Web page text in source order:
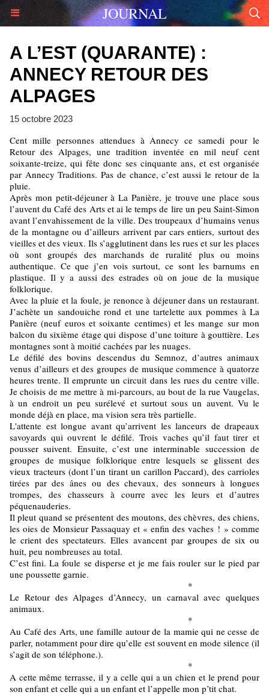
JOURNAL
A L’EST (QUARANTE) :
ANNECY RETOUR DES
ALPAGES
15 octobre 2023
Cent mille personnes attendues à Annecy ce samedi pour le
Retour des Alpages, une tradition inventée en mil neuf cent
soixante-treize, qui fête donc ses cinquante ans, et est organisée
par Annecy Traditions. Pas de chance, c’est aussi le retour de la
pluie.
Après mon petit-déjeuner à La Panière, je trouve une place sous
l’auvent du Café des Arts et ai le temps de lire un peu Saint-Simon
avant l’envahissement de la ville. Des troupeaux d’humains venus
de la montagne ou d’ailleurs arrivent par cars entiers, surtout des
vieilles et des vieux. Ils s’agglutinent dans les rues et sur les places
où sont groupés des marchands de ruralité plus ou moins
authentique. Ce que j’en vois surtout, ce sont les barnums en
plastique. Il y a aussi des estrades où on joue de la musique
folklorique.
Avec la pluie et la foule, je renonce à déjeuner dans un restaurant.
J’achète un sandouiche rond et une tartelette aux pommes à La
Panière (neuf euros et soixante centimes) et les mange sur mon
balcon du sixième étage qui dispose d’une toiture à gouttière. Les
montagnes sont à moitié cachées par les nuages.
Le défilé des bovins descendus du Semnoz, d’autres animaux
venus d’ailleurs et des groupes de musique commence à quatorze
heures trente. Il emprunte un circuit dans les rues du centre ville.
Je choisis de me mettre à mi-parcours, au bout de la rue Vaugelas,
à un endroit un peu surélevé et surtout sous un auvent. Vu le
monde déjà en place, ma vision sera très partielle.
L'attente est longue avant qu’arrivent les lanceurs de drapeaux
savoyards qui ouvrent le défilé. Trois vaches qu’il faut tirer et
pousser suivent. Ensuite, c’est une interminable succession de
groupes de musique folklorique entre lesquels se glissent des
vieux tracteurs (dont l’un tirant un carillon Paccard), des carrioles
tirées par des ânes ou des chevaux, des sonneurs à longues
trompes, des chasseurs à courre avec les leurs et d’autres
péquenauderies.
Il pleut quand se présentent des moutons, des chèvres, des chiens,
les oies de Monsieur Passaquay et « enfin des vaches ! » comme
le crient des spectateurs. Elles avancent par groupes de six ou
huit, peu nombreuses au total.
C’est fini. La foule se disperse et je me fais rouler sur le pied par
une poussette garnie.
*
Le Retour des Alpages d’Annecy, un carnaval avec quelques
animaux.
*
Au Café des Arts, une famille autour de la mamie qui ne cesse de
parler, notamment pour dire qu’elle est souvent en mode silence (il
s’agit de son téléphone.).
*
A cette même terrasse, il y a celle qui a un chien et le prend pour
son enfant et celle qui a un enfant et l’appelle mon p’tit chat.